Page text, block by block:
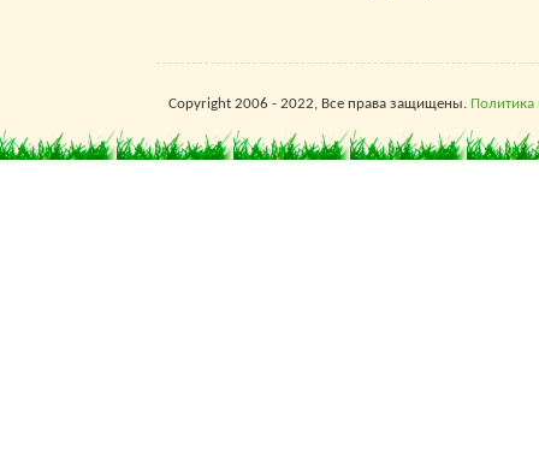
Copyright 2006 - 2022, Все права защищены. Политика